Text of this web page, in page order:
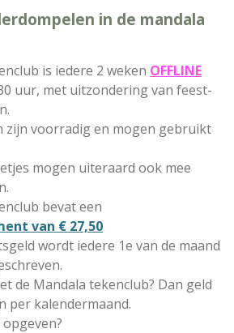
in de mandala
is iedere 2 weken OFFLINE
uur, met uitzondering van feest-
zijn voorradig en mogen gebruikt
mogen uiteraard ook mee
bevat een
van € 27,50
wordt iedere 1e van de maand
de Mandala tekenclub? Dan geld
per kalendermaand.